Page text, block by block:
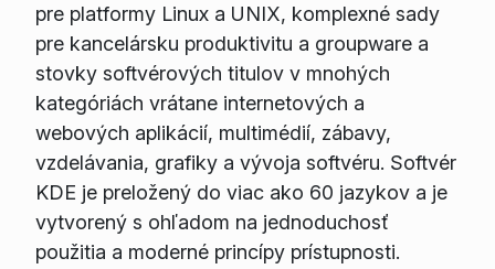
pre platformy Linux a UNIX, komplexné sady
pre kancelársku produktivitu a groupware a
stovky softvérových titulov v mnohých
kategóriách vrátane internetových a
webových aplikácií, multimédií, zábavy,
vzdelávania, grafiky a vývoja softvéru. Softvér
KDE je preložený do viac ako 60 jazykov a je
vytvorený s ohľadom na jednoduchosť
použitia a moderné princípy prístupnosti.